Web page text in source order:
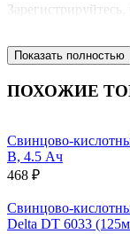
Зарегистрируйтесь,
Показать полностью
ПОХОЖИЕ
Свинцово-
В, 4.5 Ач
468 ₽
Свинцово-
Delta DT 6033